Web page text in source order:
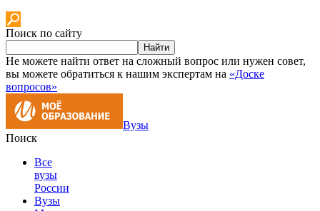
Поиск по сайту
Найти
Не можете найти ответ на сложный вопрос или нужен совет,
вы можете обратиться к нашим экспертам на «Доске
вопросов»
Вузы
Поиск
Все
вузы
России
Вузы